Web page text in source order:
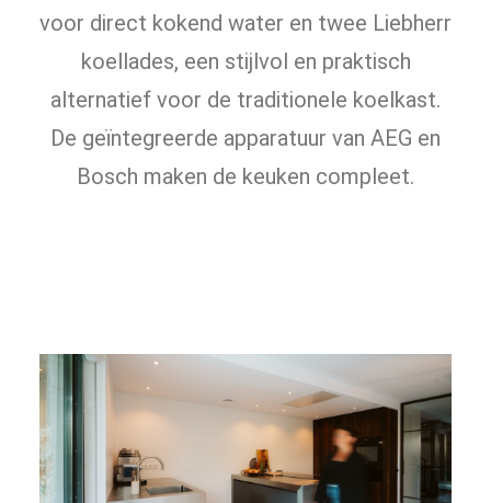
voor direct kokend water en twee Liebherr
koellades, een stijlvol en praktisch
alternatief voor de traditionele koelkast.
De geïntegreerde apparatuur van AEG en
Bosch maken de keuken compleet.